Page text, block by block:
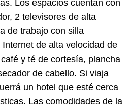
Los espacios cuentan con
2 televisores de alta
de trabajo con silla
de alta velocidad de
y té de cortesía, plancha
de cabello. Si viaja
un hotel que esté cerca
Las comodidades de la